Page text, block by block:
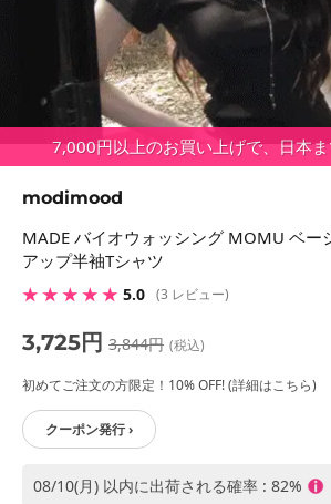
7,000円以上のお買い上げで、日本
modimood
MADE バイオウォッシング MOMU ベー
アップ半袖Tシャツ
★ ★ ★ ★ ★ 5.0 (3 レビュー)
3,725円 3,844円 (税込)
初めてご注文の方限定！10% OFF! (詳細はこちら)
クーポン発行 ›
08/10(月) 以内に出荷される確率 : 82%